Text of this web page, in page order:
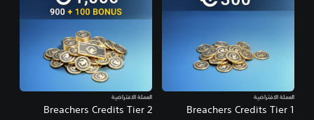
Breachers Credits Tier 1
العملة الافتراضية
Breachers Credits Tier 2
العملة الافتراضية